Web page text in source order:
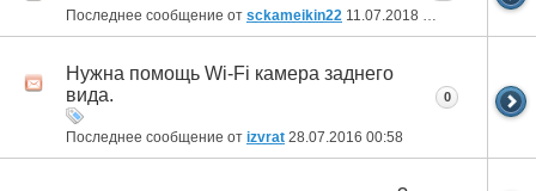
Последнее сообщение от sckameikin22 11.07.2018 12:09
Нужна помощь Wi-Fi камера заднего
вида.
Последнее сообщение от izvrat 28.07.2016 00:58
0